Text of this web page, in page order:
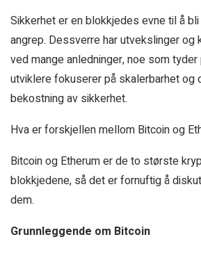
Sikkerhet er en blokkjedes evne til å
angrep. Dessverre har utvekslinger
ved mange anledninger, noe som tyder
utviklere fokuserer på skalerbarhet og
bekostning av sikkerhet.
Hva er forskjellen mellom Bitcoin og
Bitcoin og Etherum er de to største
blokkjedene, så det er fornuftig å
dem.
Grunnleggende om Bitcoin